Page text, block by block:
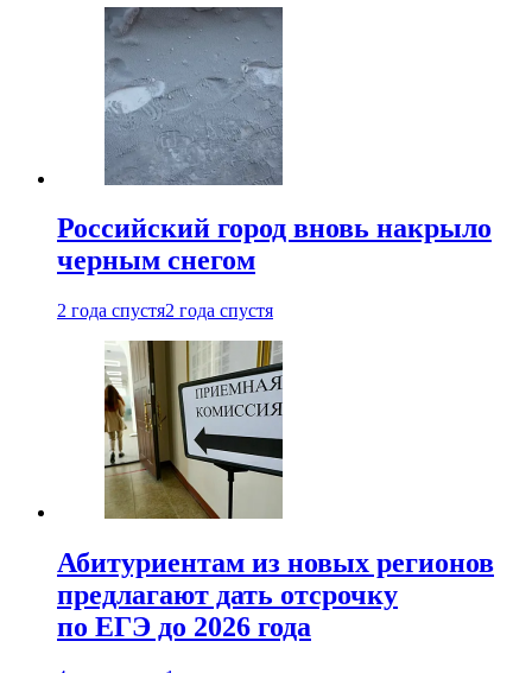
Российский город вновь накрыло
черным снегом
2 года спустя2 года спустя
Абитуриентам из новых регионов
предлагают дать отсрочку
по ЕГЭ до 2026 года